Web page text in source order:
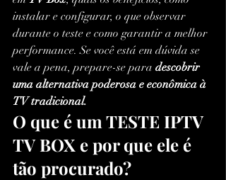
instalar e configurar, o que observar
durante o teste e como garantir a melhor
performance. Se você está em dúvida se
vale a pena, prepare-se para descobrir
uma alternativa poderosa e econômica à
TV tradicional.
O que é um TESTE IPTV
TV BOX e por que ele é
tão procurado?